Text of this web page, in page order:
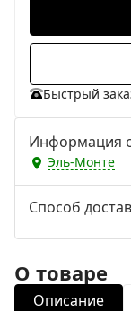
Быстрый
Информация
Эль-Монте
Способ
О товаре
Описание